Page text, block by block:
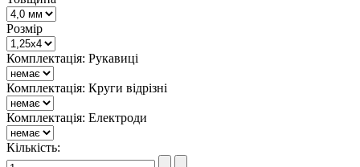
Розмір
Комплектація: Рукавиці
Комплектація: Круги відрізні
Комплектація: Електроди
Кількість: